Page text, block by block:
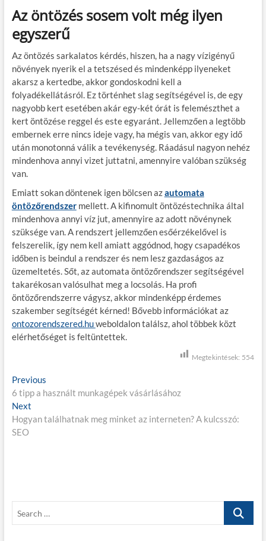
Az öntözés sosem volt még ilyen
egyszerű
Az öntözés sarkalatos kérdés, hiszen, ha a nagy vízigényű
növények nyerik el a tetszésed és mindenképp ilyeneket
akarsz a kertedbe, akkor gondoskodni kell a
folyadékellátásról. Ez történhet slag segítségével is, de egy
nagyobb kert esetében akár egy-két órát is felemészthet a
kert öntözése reggel és este egyaránt. Jellemzően a legtöbb
embernek erre nincs ideje vagy, ha mégis van, akkor egy idő
után monotonná válik a tevékenység. Ráadásul nagyon nehéz
mindenhova annyi vizet juttatni, amennyire valóban szükség
van.
Emiatt sokan döntenek igen bölcsen azautomata
öntözőrendszermellett. A kifinomult öntözéstechnika által
mindenhova annyi víz jut, amennyire az adott növénynek
szüksége van. A rendszert jellemzően esőérzékelővel is
felszerelik, így nem kell amiatt aggódnod, hogy csapadékos
időben is beindul a rendszer és nem lesz gazdaságos az
üzemeltetés. Sőt, az automata öntözőrendszer segítségével
takarékosan valósulhat meg a locsolás. Ha profi
öntözőrendszerre vágysz, akkor mindenképp érdemes
szakember segítségét kérned! Bővebb információkat az
ontozorendszered.huweboldalon találsz, ahol többek közt
elérhetőséget is feltüntettek.
Megtekintések: 554
B
e
j
e
z
é
Previous
r
v
t
6 tipp a használt munkagépek vásárlásához
Next
e
:
Hogyan találhatnak meg minket az interneten? A kulcsszó:
SEO